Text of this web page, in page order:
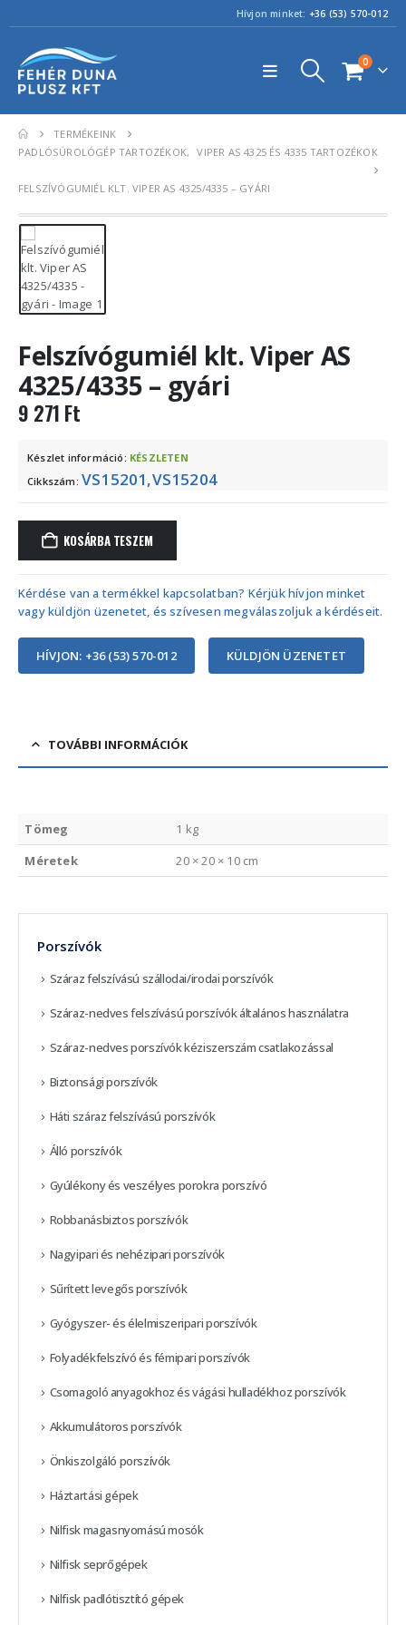
Hívjon minket: +36 (53) 570-012
0
TERMÉKEINK
PADLÓSÚROLÓGÉP TARTOZÉKOK, VIPER AS 4325 ÉS 4335 TARTOZÉKOK
FELSZÍVÓGUMIÉL KLT. VIPER AS 4325/4335 – GYÁRI
Felszívógumiél klt. Viper AS
4325/4335 – gyári
9 271 Ft
Készlet információ: KÉSZLETEN
Cikkszám: VS15201,VS15204
KOSÁRBA TESZEM
Kérdése van a termékkel kapcsolatban? Kérjük hívjon minket
vagy küldjön üzenetet, és szívesen megválaszoljuk a kérdéseit.
HÍVJON: +36 (53) 570-012 KÜLDJÖN ÜZENETET
TOVÁBBI INFORMÁCIÓK
Tömeg
1 kg
Méretek
20 × 20 × 10 cm
Porszívók
Száraz felszívású szállodai/irodai porszívók
Száraz-nedves felszívású porszívók általános használatra
Száraz-nedves porszívók kéziszerszám csatlakozással
Biztonsági porszívók
Háti száraz felszívású porszívók
Álló porszívók
Gyúlékony és veszélyes porokra porszívó
Robbanásbiztos porszívók
Nagyipari és nehézipari porszívók
Sűrített levegős porszívók
Gyógyszer- és élelmiszeripari porszívók
Folyadékfelszívó és fémipari porszívók
Csomagoló anyagokhoz és vágási hulladékhoz porszívók
Akkumulátoros porszívók
Önkiszolgáló porszívók
Háztartási gépek
Nilfisk magasnyomású mosók
Nilfisk seprőgépek
Nilfisk padlótisztító gépek